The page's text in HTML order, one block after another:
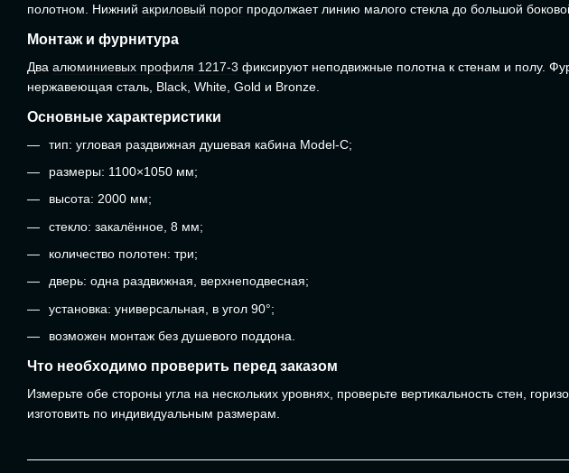
полотном. Нижний акриловый порог продолжает линию малого стекла до большой
Монтаж и фурнитура
Два алюминиевых профиля 1217-3 фиксируют неподвижные полотна к стенам и полу.
нержавеющая сталь, Black, White, Gold и Bronze.
Основные характеристики
тип: угловая раздвижная душевая кабина Model-C;
размеры: 1100×1050 мм;
высота: 2000 мм;
стекло: закалённое, 8 мм;
количество полотен: три;
дверь: одна раздвижная, верхнеподвесная;
установка: универсальная, в угол 90°;
возможен монтаж без душевого поддона.
Что необходимо проверить перед заказом
Измерьте обе стороны угла на нескольких уровнях, проверьте вертикальность стен,
изготовить по индивидуальным размерам.